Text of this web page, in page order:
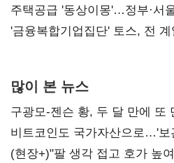
진실 밝혀야"
주택공급 '동상이몽'…정부·서
'금융복합기업집단' 토스, 전
많이 본 뉴스
구광모-젠슨 황, 두 달 만에 또
비트코인도 국가자산으로…'보
숙제
(현장+)"팔 생각 접고 호가 높